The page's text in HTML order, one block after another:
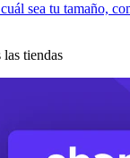
sea tu tamaño,
tiendas